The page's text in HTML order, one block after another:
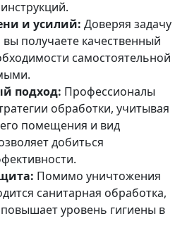
и усилий: Доверяя задачу
получаете качественный
самостоятельной
подход: Профессионалы
обработки, учитывая
помещения и вид
добиться
Помимо уничтожения
санитарная обработка,
уровень гигиены в